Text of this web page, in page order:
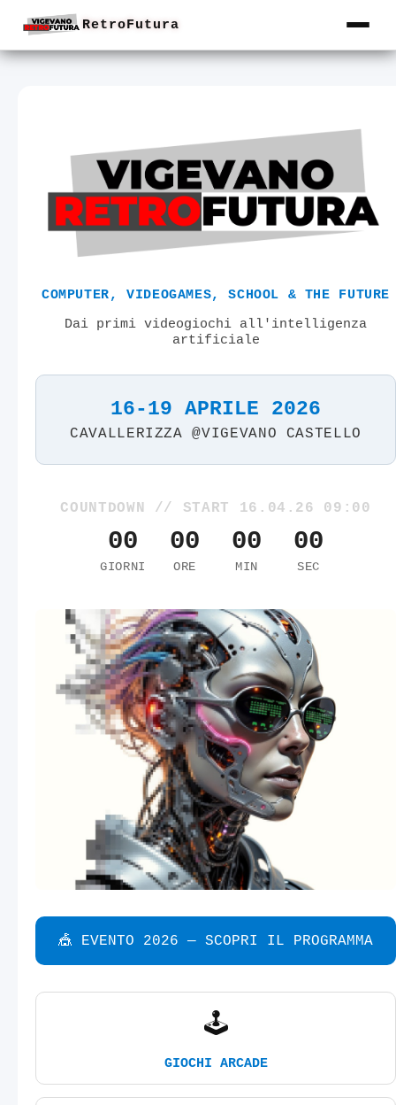
RetroFutura
COMPUTER, VIDEOGAMES, SCHOOL & THE FUTURE
Dai primi videogiochi all'intelligenza
artificiale
16-19 APRILE 2026
CAVALLERIZZA @VIGEVANO CASTELLO
COUNTDOWN // START 16.04.26 09:00
00
GIORNI
00
ORE
00
MIN
00
SEC
🎪 EVENTO 2026 — SCOPRI IL PROGRAMMA
🕹️
GIOCHI ARCADE